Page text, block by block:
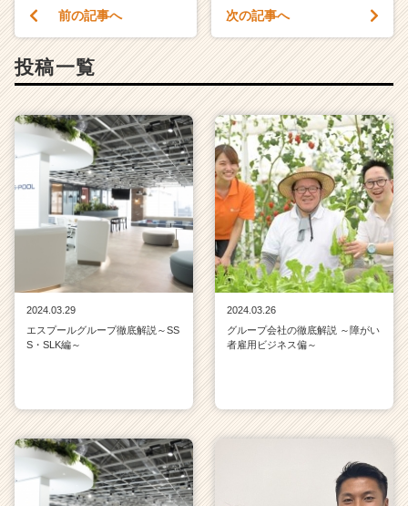
前の記事へ 次の記事へ
投稿一覧
2024.03.29
エスプールグループ徹底解説～SS
S・SLK編～
2024.03.26
グループ会社の徹底解説 ～障がい
者雇用ビジネス偏～